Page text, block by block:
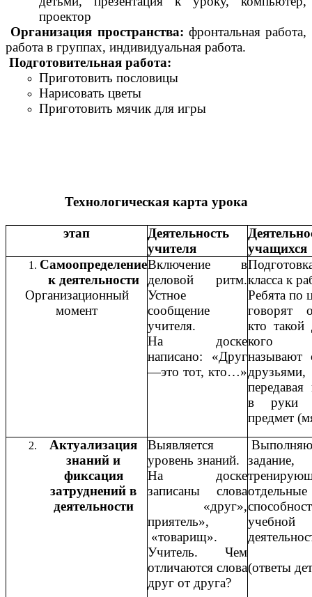
проектор
Организация пространства: фронтальная работа,
работа в группах, индивидуальная работа.
Подготовительная работа:
Приготовить пословицы
Нарисовать цветы
Приготовить мячик для игры
Технологическая карта урока
этап
Деятельность
учителя
учащихся
Самоопределение
к деятельности
Организационный
момент
Включение в
деловой ритм.
Устное
сообщение
учителя.
На доске
написано: «Друг
—это тот, кто…»
класса к
Ребята по
говорят
кто
кого
называют
друзьями,
в руки
предмет
Актуализация
знаний и
фиксация
затруднений в
деятельности
Выявляется
уровень знаний.
На доске
записаны слова
«друг»,
приятель»,
«товарищ».
Учитель. Чем
отличаются слова
друг от друга?
задание,
отдельные
учебной
(ответы